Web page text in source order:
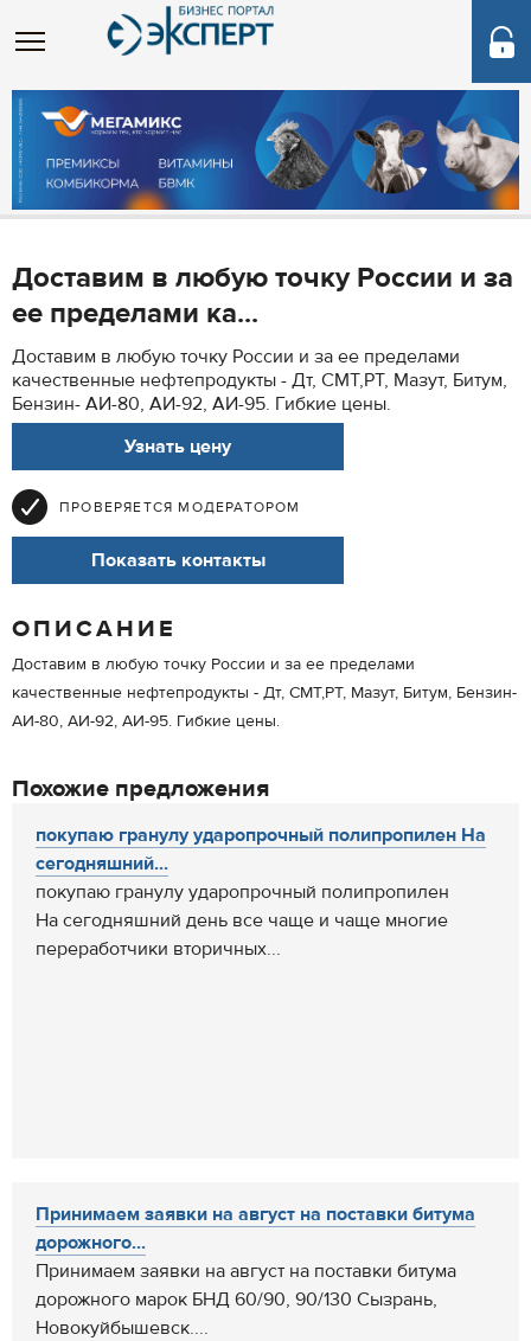
Доставим в любую точку России и за
ее пределами ка...
Доставим в любую точку России и за ее пределами
качественные нефтепродукты - Дт, СМТ,РТ, Мазут, Битум,
Бензин- АИ-80, АИ-92, АИ-95. Гибкие цены.
Узнать цену
ПРОВЕРЯЕТСЯ МОДЕРАТОРОМ
Показать контакты
ОПИСАНИЕ
Доставим в любую точку России и за ее пределами
качественные нефтепродукты - Дт, СМТ,РТ, Мазут, Битум, Бензин-
АИ-80, АИ-92, АИ-95. Гибкие цены.
Похожие предложения
покупаю гранулу ударопрочный полипропилен На
сегодняшний...
покупаю гранулу ударопрочный полипропилен
На сегодняшний день все чаще и чаще многие
переработчики вторичных...
Принимаем заявки на август на поставки битума
дорожного...
Принимаем заявки на август на поставки битума
дорожного марок БНД 60/90, 90/130 Сызрань,
Новокуйбышевск....